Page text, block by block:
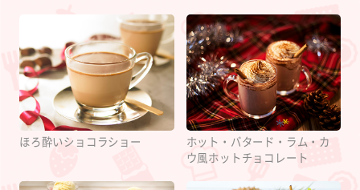
ほろ酔いショコラショー
ホット・バタード・ラム・カ
ウ風ホットチョコレート